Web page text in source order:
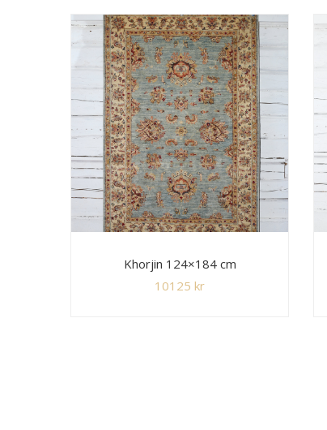
Khorjin 124×184 cm
10125 kr